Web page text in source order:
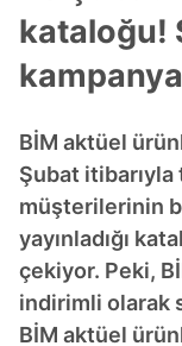
kataloğu!
BİM aktüel
Şubat
müşterilerinin
yayınladığı
çekiyor. Peki,
indirimli olarak
BİM aktüel